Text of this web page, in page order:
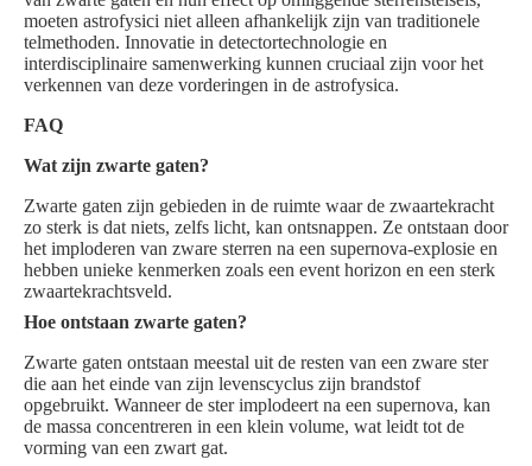
moeten astrofysici niet alleen afhankelijk zijn van traditionele
telmethoden. Innovatie in detectortechnologie en
interdisciplinaire samenwerking kunnen cruciaal zijn voor het
verkennen van deze vorderingen in de astrofysica.
FAQ
Wat zijn zwarte gaten?
Zwarte gaten zijn gebieden in de ruimte waar de zwaartekracht
zo sterk is dat niets, zelfs licht, kan ontsnappen. Ze ontstaan door
het imploderen van zware sterren na een supernova-explosie en
hebben unieke kenmerken zoals een event horizon en een sterk
zwaartekrachtsveld.
Hoe ontstaan zwarte gaten?
Zwarte gaten ontstaan meestal uit de resten van een zware ster
die aan het einde van zijn levenscyclus zijn brandstof
opgebruikt. Wanneer de ster implodeert na een supernova, kan
de massa concentreren in een klein volume, wat leidt tot de
vorming van een zwart gat.